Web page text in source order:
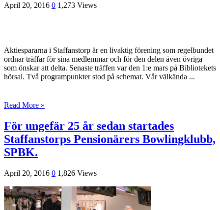
April 20, 2016 0 1,273 Views
Aktiespararna i Staffanstorp är en livaktig förening som regelbundet
ordnar träffar för sina medlemmar och för den delen även övriga
som önskar att delta. Senaste träffen var den 1:e mars på Bibliotekets
hörsal. Två programpunkter stod på schemat. Vår välkända ...
Read More »
För ungefär 25 år sedan startades
Staffanstorps Pensionärers Bowlingklubb,
SPBK.
April 20, 2016 0 1,826 Views